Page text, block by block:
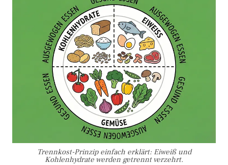
Trennkost-Prinzip einfach erklärt: Eiweiß und
Kohlenhydrate werden getrennt verzehrt.